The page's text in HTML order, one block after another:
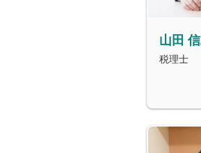
山田
税理士